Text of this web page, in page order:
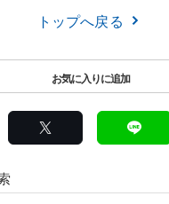
トップへ戻る